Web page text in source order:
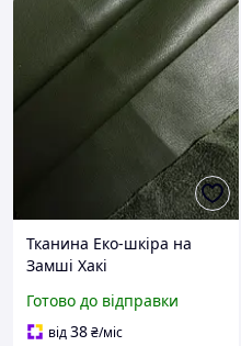
Тканина Еко-шкіра на
Замші Хакі
Готово до відправки
від38₴/міс